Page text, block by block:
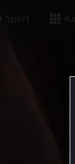
Sport